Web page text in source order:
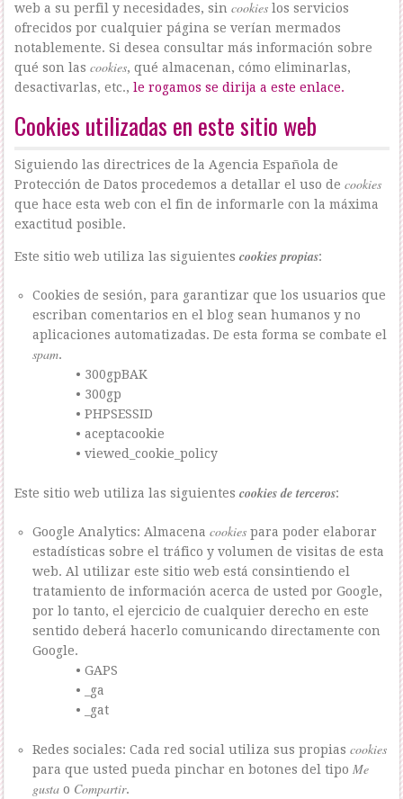
web a su perfil y necesidades, sincookies los servicios
ofrecidos por cualquier página se verían mermados
notablemente. Si desea consultar más información sobre
qué son lascookies, qué almacenan, cómo eliminarlas,
desactivarlas, etc.,le rogamos se dirija a este enlace.
Cookies utilizadas en este sitio web
Siguiendo las directrices de la Agencia Española de
Protección de Datos procedemos a detallar el uso decookies
que hace esta web con el fin de informarle con la máxima
exactitud posible.
Este sitio web utiliza las siguientescookies propias:
Cookies de sesión, para garantizar que los usuarios que
escriban comentarios en el blog sean humanos y no
aplicaciones automatizadas. De esta forma se combate el
spam.
• 300gpBAK
• 300gp
• PHPSESSID
• aceptacookie
• viewed_cookie_policy
Este sitio web utiliza las siguientescookies de terceros:
Google Analytics: Almacena cookiespara poder elaborar
estadísticas sobre el tráfico y volumen de visitas de esta
web. Al utilizar este sitio web está consintiendo el
tratamiento de información acerca de usted por Google,
por lo tanto, el ejercicio de cualquier derecho en este
sentido deberá hacerlo comunicando directamente con
Google.
• GAPS
• _ga
• _gat
Redes sociales: Cada red social utiliza sus propias cookies
para que usted pueda pinchar en botones del tipo Me
gustao Compartir.